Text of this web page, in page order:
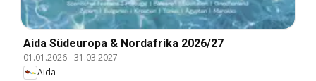
Aida Südeuropa & Nordafrika 2026/27
01.01.2026-31.03.2027
Aida